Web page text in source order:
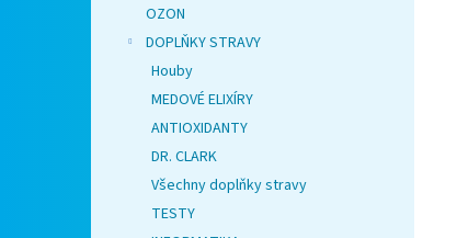
OZON
DOPLŇKY STRAVY
Houby
MEDOVÉ ELIXÍRY
ANTIOXIDANTY
DR. CLARK
Všechny doplňky stravy
TESTY